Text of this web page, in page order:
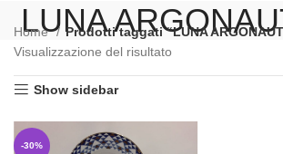
LUNA
Home
Prodotti taggati “LUNA
Visualizzazione del risultato
Show sidebar
-30%